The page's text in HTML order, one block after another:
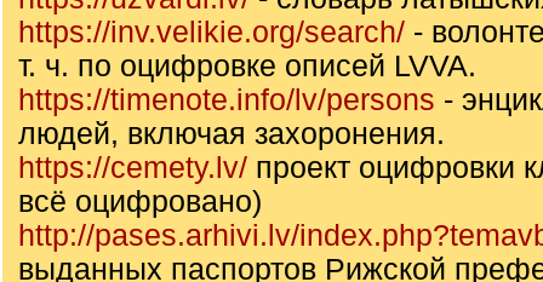
https://inv.velikie.org/search/ -
т. ч. по оцифровке описей LVVA.
https://timenote.info/lv/persons -
людей, включая захоронения.
https://cemety.lv/ проект оцифровки
всё оцифровано)
http://pases.arhivi.lv/
выданных паспортов Рижской